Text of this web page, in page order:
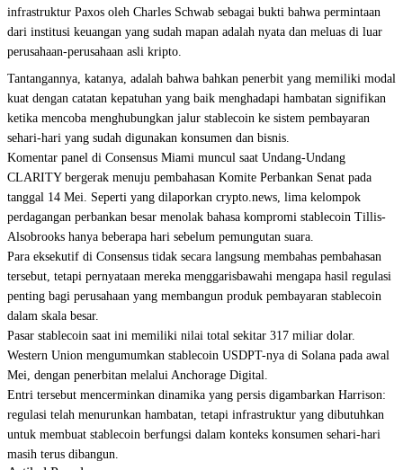
infrastruktur Paxos oleh Charles Schwab sebagai bukti bahwa permintaan
dari institusi keuangan yang sudah mapan adalah nyata dan meluas di luar
perusahaan-perusahaan asli kripto.
Tantangannya, katanya, adalah bahwa bahkan penerbit yang memiliki modal
kuat dengan catatan kepatuhan yang baik menghadapi hambatan signifikan
ketika mencoba menghubungkan jalur stablecoin ke sistem pembayaran
sehari-hari yang sudah digunakan konsumen dan bisnis.
Komentar panel di Consensus Miami muncul saat Undang-Undang
CLARITY bergerak menuju pembahasan Komite Perbankan Senat pada
tanggal 14 Mei. Seperti yang dilaporkan crypto.news, lima kelompok
perdagangan perbankan besar menolak bahasa kompromi stablecoin Tillis-
Alsobrooks hanya beberapa hari sebelum pemungutan suara.
Para eksekutif di Consensus tidak secara langsung membahas pembahasan
tersebut, tetapi pernyataan mereka menggarisbawahi mengapa hasil regulasi
penting bagi perusahaan yang membangun produk pembayaran stablecoin
dalam skala besar.
Pasar stablecoin saat ini memiliki nilai total sekitar 317 miliar dolar.
Western Union mengumumkan stablecoin USDPT-nya di Solana pada awal
Mei, dengan penerbitan melalui Anchorage Digital.
Entri tersebut mencerminkan dinamika yang persis digambarkan Harrison:
regulasi telah menurunkan hambatan, tetapi infrastruktur yang dibutuhkan
untuk membuat stablecoin berfungsi dalam konteks konsumen sehari-hari
masih terus dibangun.